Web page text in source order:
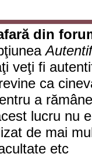
din
veţi fi
ca
a
lucru nu
de mai
etc